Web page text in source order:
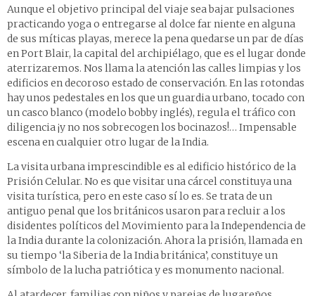
Aunque el objetivo principal del viaje sea bajar pulsaciones
practicando yoga o entregarse al dolce far niente en alguna
de sus míticas playas, merece la pena quedarse un par de días
en Port Blair, la capital del archipiélago, que es el lugar donde
aterrizaremos. Nos llama la atención las calles limpias y los
edificios en decoroso estado de conservación. En las rotondas
hay unos pedestales en los que un guardia urbano, tocado con
un casco blanco (modelo bobby inglés), regula el tráfico con
diligencia ¡y no nos sobrecogen los bocinazos!… Impensable
escena en cualquier otro lugar de la India.
La visita urbana imprescindible es al edificio histórico de la
Prisión Celular. No es que visitar una cárcel constituya una
visita turística, pero en este caso sí lo es. Se trata de un
antiguo penal que los británicos usaron para recluir a los
disidentes políticos del Movimiento para la Independencia de
la India durante la colonización. Ahora la prisión, llamada en
su tiempo ‘la Siberia de la India británica’, constituye un
símbolo de la lucha patriótica y es monumento nacional.